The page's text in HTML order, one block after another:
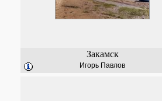
Закамск
Игорь Павлов